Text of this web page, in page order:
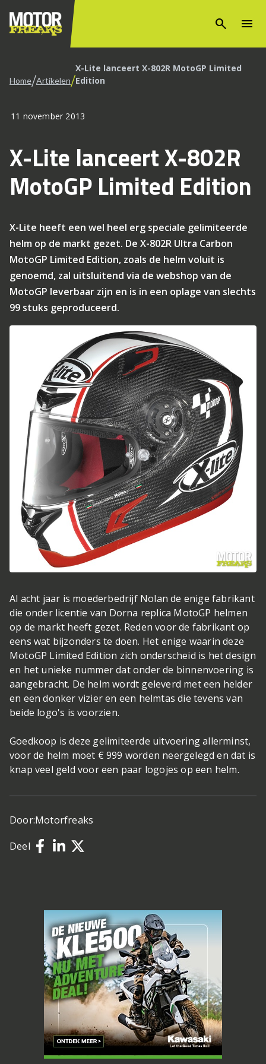
search menu
Home/Artikelen/X-Lite lanceert X-802R MotoGP Limited
Edition
11 november 2013
X-Lite lanceert X-802R
MotoGP Limited Edition
X-Lite heeft een wel heel erg speciale gelimiteerde
helm op de markt gezet. De X-802R Ultra Carbon
MotoGP Limited Edition, zoals de helm voluit is
genoemd, zal uitsluitend via de webshop van de
MotoGP leverbaar zijn en is in een oplage van slechts
99 stuks geproduceerd.
Al acht jaar is moederbedrijf Nolan de enige fabrikant
die onder licentie van Dorna replica MotoGP helmen
op de markt heeft gezet. Reden voor de fabrikant op
eens wat bijzonders te doen. Het enige waarin deze
MotoGP Limited Edition zich onderscheid is het design
en het unieke nummer dat onder de binnenvoering is
aangebracht. De helm wordt geleverd met een helder
en een donker vizier en een helmtas die tevens van
beide logo's is voorzien.
Goedkoop is deze gelimiteerde uitvoering allerminst,
voor de helm moet € 999 worden neergelegd en dat is
knap veel geld voor een paar logojes op een helm.
Door:Motorfreaks
Deel